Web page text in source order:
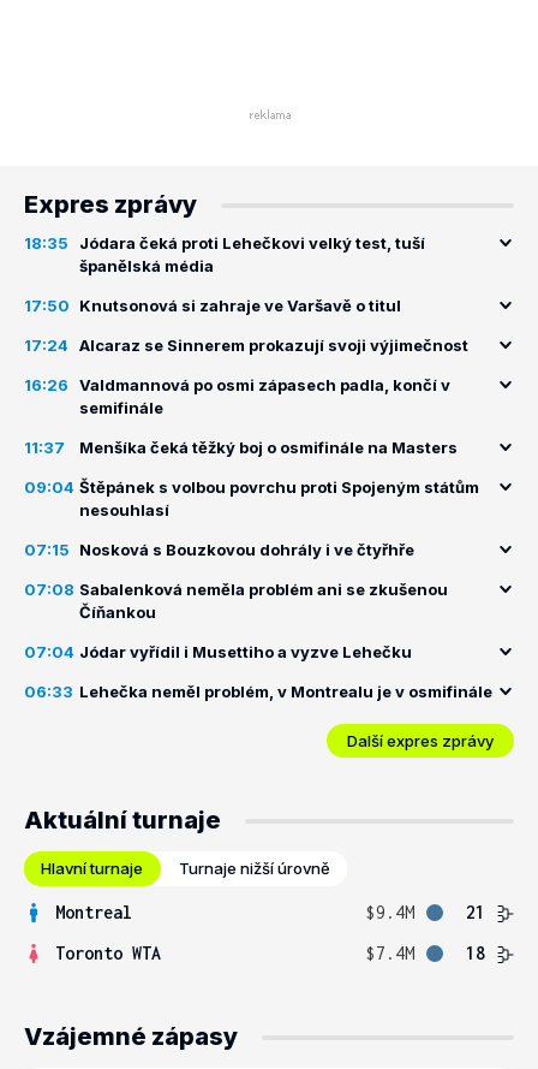
Expres zprávy
18:35
Jódara čeká proti Lehečkovi velký test, tuší
španělská média
17:50 Knutsonová si zahraje ve Varšavě o titul
17:24 Alcaraz se Sinnerem prokazují svoji výjimečnost
16:26
Valdmannová po osmi zápasech padla, končí v
semifinále
11:37 Menšíka čeká těžký boj o osmifinále na Masters
09:04 Štěpánek s volbou povrchu proti Spojeným státům
nesouhlasí
07:15 Nosková s Bouzkovou dohrály i ve čtyřhře
07:08 Sabalenková neměla problém ani se zkušenou
Číňankou
07:04 Jódar vyřídil i Musettiho a vyzve Lehečku
06:33 Lehečka neměl problém, v Montrealu je v osmifinále
Další expres zprávy
Aktuální turnaje
Hlavní turnaje Turnaje nižší úrovně
Montreal $9.4M
21
Toronto WTA
$7.4M 18
Vzájemné zápasy